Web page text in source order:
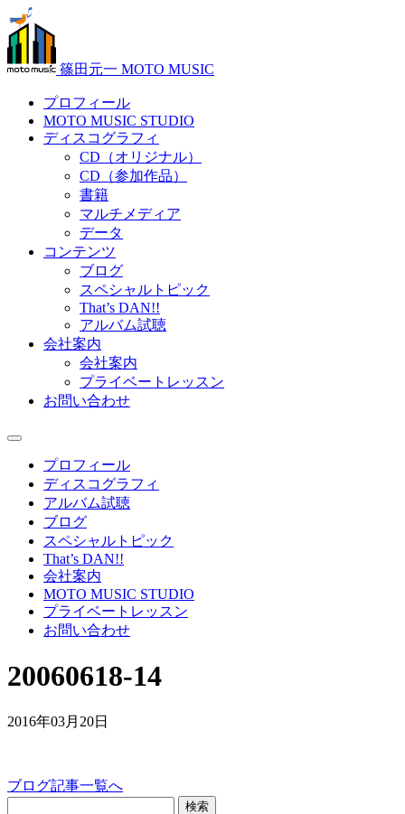
篠田元一 MOTO MUSIC
プロフィール
MOTO MUSIC STUDIO
ディスコグラフィ
CD（オリジナル）
CD（参加作品）
書籍
マルチメディア
データ
コンテンツ
ブログ
スペシャルトピック
That’s DAN!!
アルバム試聴
会社案内
会社案内
プライベートレッスン
お問い合わせ
プロフィール
ディスコグラフィ
アルバム試聴
ブログ
スペシャルトピック
That’s DAN!!
会社案内
MOTO MUSIC STUDIO
プライベートレッスン
お問い合わせ
20060618-14
2016年03月20日
ブログ記事一覧へ
検索